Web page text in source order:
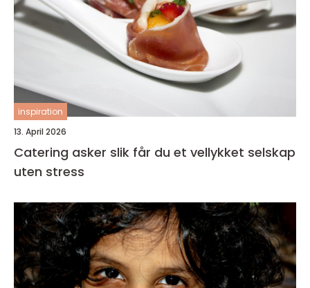
inspiration
13. April 2026
Catering asker slik får du et vellykket selskap
uten stress